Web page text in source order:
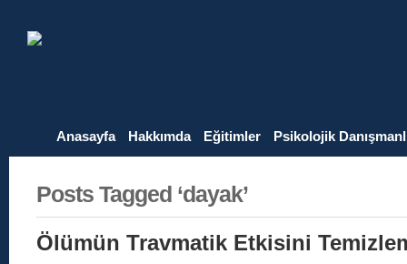
Anasayfa Hakkımda Eğitimler Psikolojik
Posts Tagged ‘dayak’
Ölümün Travmatik Etkisini